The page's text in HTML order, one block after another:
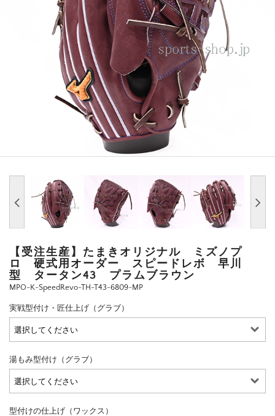
【受注生産】たまきオリジナル ミズノプ
ロ 硬式用オーダー スピードレボ 早川
型 タータン43 プラムブラウン
MPO-K-SpeedRevo-TH-T43-6809-MP
実戦型付け・匠仕上げ（グラブ）
湯もみ型付け（グラブ）
型付けの仕上げ（ワックス）